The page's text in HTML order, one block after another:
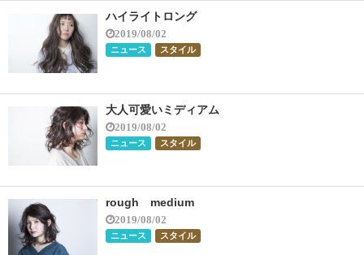
ハイライトロング
2019/08/02
ニュース スタイル
大人可愛いミディアム
2019/08/02
ニュース スタイル
rough medium
2019/08/02
ニュース スタイル